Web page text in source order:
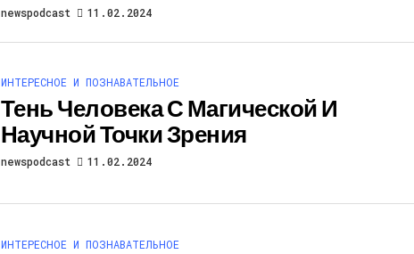
newspodcast 11.02.2024
ИНТЕРЕСНОЕ И ПОЗНАВАТЕЛЬНОЕ
Тень Человека С Магической И
Научной Точки Зрения
newspodcast 11.02.2024
ИНТЕРЕСНОЕ И ПОЗНАВАТЕЛЬНОЕ